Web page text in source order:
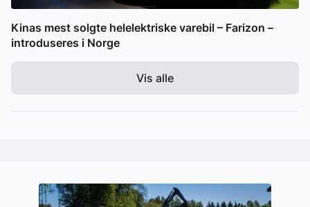
Kinas mest solgte helelektriske varebil – Farizon –
introduseres i Norge
Vis alle